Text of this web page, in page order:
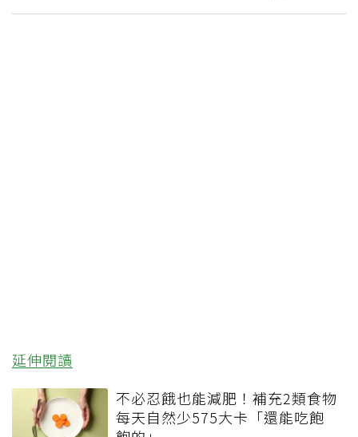
延伸閱讀
不必忍餓也能減肥！補充2類食物
每天自然少575大卡「還能吃飽